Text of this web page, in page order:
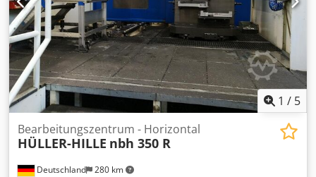
1 / 5
Deutschland 280 km
Bearbeitungszentrum - Horizontal
HÜLLER-HILLE nbh 350 R